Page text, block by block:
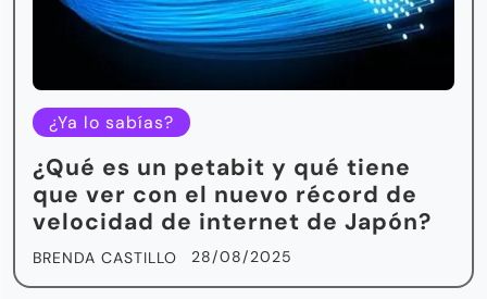
¿Ya lo sabías?
¿Qué es un petabit y qué tiene
que ver con el nuevo récord de
velocidad de internet de Japón?
BRENDA CASTILLO 28/08/2025